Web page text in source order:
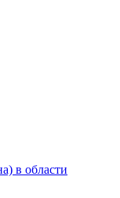
в области